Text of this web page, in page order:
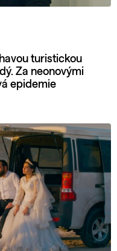
turistickou
Za neonovými
epidemie